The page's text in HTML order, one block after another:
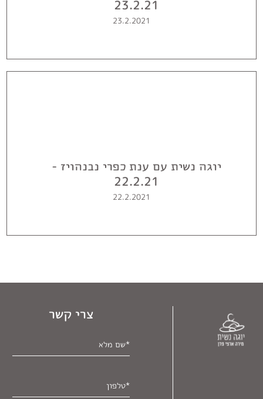
23.2.21
23.2.2021
יוגה נשית עם ענת כפרי נבנהויז -
22.2.21
22.2.2021
צרי קשר